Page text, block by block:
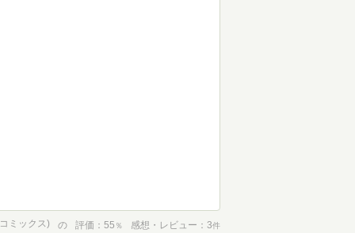
ミックス) の 評価 55 ％ 感想・レビュー 3件